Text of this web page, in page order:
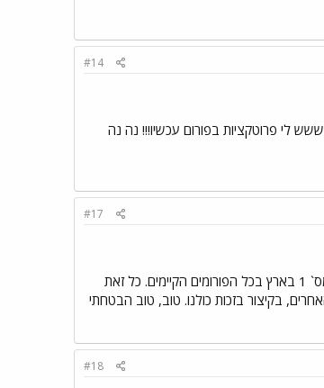
#14
בפורום עכשיו!!! נה נה
#17
תודה לכולכם על המילים ועל הברכות. היום שהייתי במשרדים של ``תפוז``, נטע אמרה לי שאני מקבלת לידי את ניהול ה-פורום מס` 1 בארץ בכל הפורומים הקיימים. כל זאת
בקיצור בזכות כולנו. טוב, טוב הבטחתי
#18